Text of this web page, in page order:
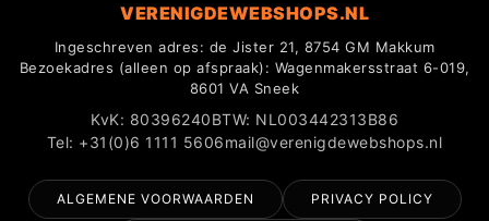
VERENIGDEWEBSHOPS.NL
Ingeschreven adres: de Jister 21, 8754 GM Makkum
Bezoekadres (alleen op afspraak): Wagenmakersstraat 6-019,
8601 VA Sneek
KvK: 80396240BTW: NL003442313B86
Tel: +31(0)6 1111 5606mail@verenigdewebshops.nl
ALGEMENE VOORWAARDEN PRIVACY POLICY